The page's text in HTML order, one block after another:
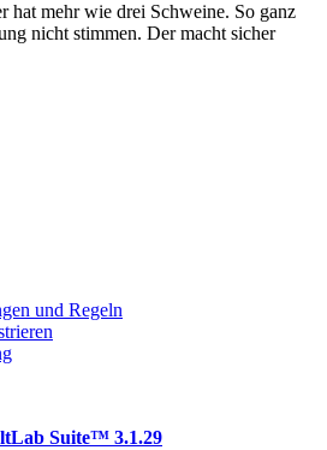
hat mehr wie drei Schweine. So ganz
nicht stimmen. Der macht sicher
und Regeln
Suite™ 3.1.29